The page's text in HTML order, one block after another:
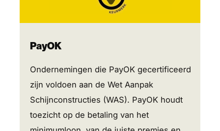
PayOK
Ondernemingen die PayOK gecertificeerd
zijn voldoen aan de Wet Aanpak
Schijnconstructies (WAS). PayOK houdt
toezicht op de betaling van het